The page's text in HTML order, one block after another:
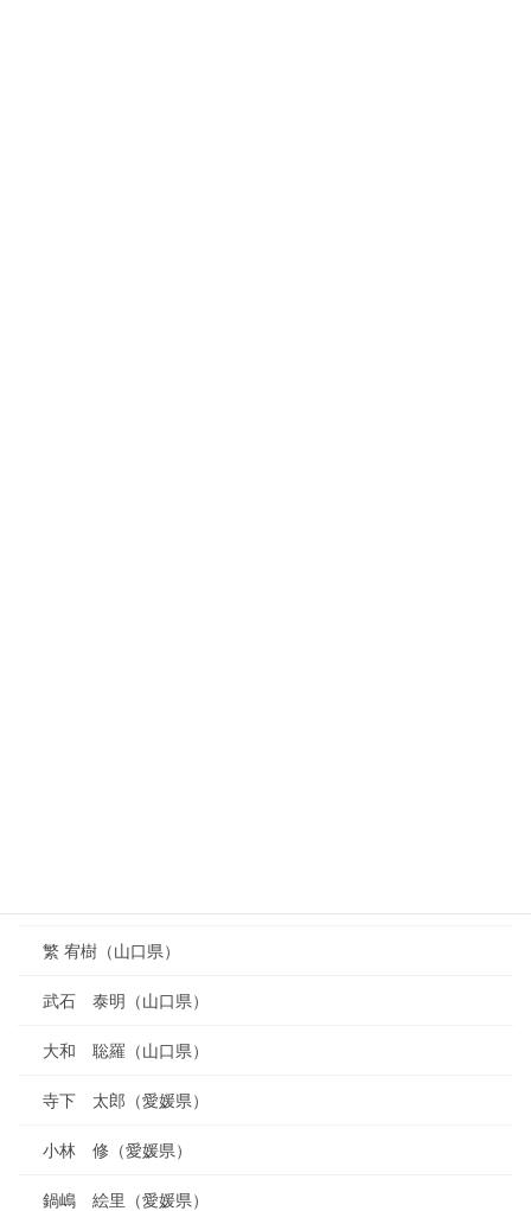
繁 宥樹（山口県）
武石 泰明（山口県）
大和 聡羅（山口県）
寺下 太郎（愛媛県）
小林 修（愛媛県）
鍋嶋 絵里（愛媛県）